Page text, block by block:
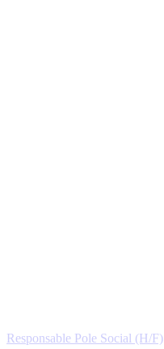
Responsable Pole Social (H/F)